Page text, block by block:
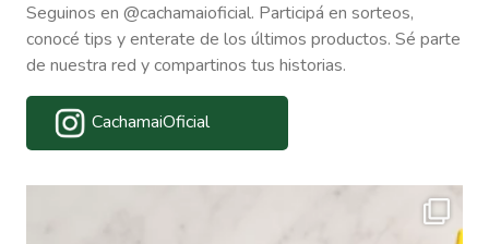
Seguinos en @cachamaioficial. Participá en sorteos,
conocé tips y enterate de los últimos productos. Sé parte
de nuestra red y compartinos tus historias.
CachamaiOficial